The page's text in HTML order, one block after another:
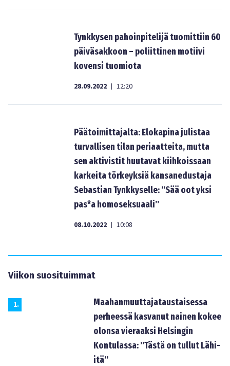
Tynkkysen pahoinpitelijä tuomittiin 60
päiväsakkoon – poliittinen motiivi
kovensi tuomiota
28.09.2022 | 12:20
Päätoimittajalta: Elokapina julistaa
turvallisen tilan periaatteita, mutta
sen aktivistit huutavat kiihkoissaan
karkeita törkeyksiä kansanedustaja
Sebastian Tynkkyselle: ”Sää oot yksi
pas*a homoseksuaali”
08.10.2022 | 10:08
Viikon suosituimmat
1.
Maahanmuuttajataustaisessa
perheessä kasvanut nainen kokee
olonsa vieraaksi Helsingin
Kontulassa: ”Tästä on tullut Lähi-
itä”